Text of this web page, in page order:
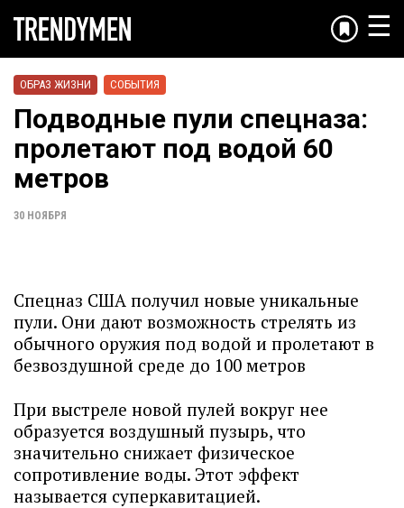
☰
ОБРАЗ ЖИЗНИ СОБЫТИЯ
Подводные пули спецназа:
пролетают под водой 60
метров
30 НОЯБРЯ
Спецназ США получил новые уникальные
пули. Они дают возможность стрелять из
обычного оружия под водой и пролетают в
безвоздушной среде до 100 метров
При выстреле новой пулей вокруг нее
образуется воздушный пузырь, что
значительно снижает физическое
сопротивление воды. Этот эффект
называется суперкавитацией.